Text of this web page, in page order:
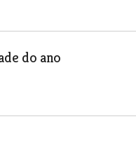
do ano